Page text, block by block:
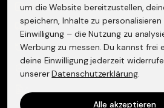
@lakritzspezialitaeten
Versand & Lieferung
Widerruf & Rückgabe
Datenschutzerklärung
um die Website bereitzustellen,
speichern, Inhalte zu
Einwilligung – die Nutzung zu
Werbung zu messen. Du kannst frei
deine Einwilligung jederzeit
unserer Datenschutzerklärung.
Alle akzeptieren